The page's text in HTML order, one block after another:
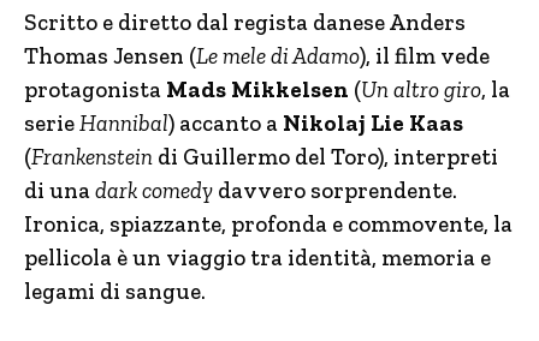
Scritto e diretto dal regista danese Anders
Thomas Jensen (Le mele di Adamo), il film vede
protagonista Mads Mikkelsen (Un altro giro, la
serieHannibal) accanto a Nikolaj Lie Kaas
(Frankenstein di Guillermo del Toro), interpreti
di unadark comedy davvero sorprendente.
Ironica, spiazzante, profonda e commovente, la
pellicola è un viaggio tra identità, memoria e
legami di sangue.